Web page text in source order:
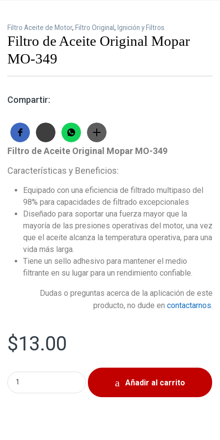
Filtro Aceite de Motor, Filtro Original , Ignición y Filtros
Filtro de Aceite Original Mopar
MO-349
Compartir:
Filtro de Aceite Original Mopar MO-349
Características y Beneficios:
Equipado con una eficiencia de filtrado multipaso del
98% para capacidades de filtrado excepcionales
Diseñado para soportar una fuerza mayor que la
mayoría de las presiones operativas del motor, una vez
que el aceite alcanza la temperatura operativa, para una
vida más larga.
Tiene un sello adhesivo para mantener el medio
filtrante en su lugar para un rendimiento confiable.
Dudas o preguntas acerca de la aplicación de este
producto, no dude en contactarnos.
$13.00
Filtro de Aceite Original Mopar MO-349 quantity
Añadir al carrito